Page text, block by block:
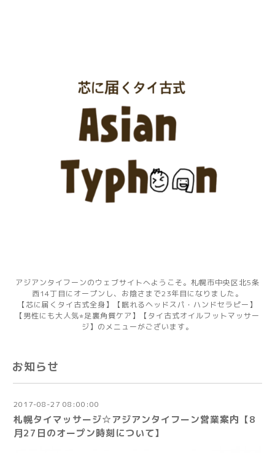
アジアンタイフーンのウェブサイトへようこそ。札幌市中央区北5条
西14丁目にオープンし、お陰さまで23年目になりました。
【芯に届くタイ古式全身】【眠れるヘッドスパ・ハンドセラピー】
【男性にも大人気⭐︎足裏角質ケア】【タイ古式オイルフットマッサー
ジ】のメニューがございます。
お知らせ
2017-08-27 08:00:00
札幌タイマッサージ☆アジアンタイフーン営業案内【8
月27日のオープン時刻について】